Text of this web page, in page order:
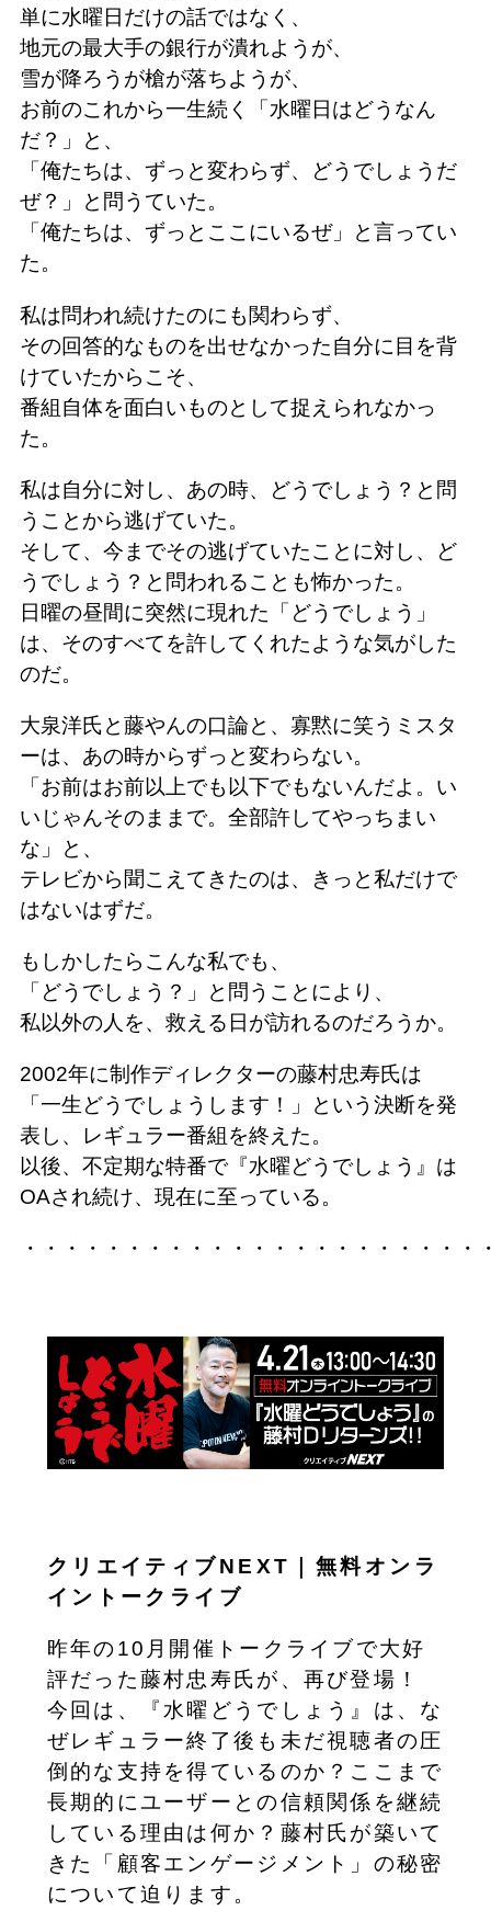
単に水曜日だけの話ではなく、
地元の最大手の銀行が潰れようが、
雪が降ろうが槍が落ちようが、
お前のこれから一生続く「水曜日はどうなん
だ？」と、
「俺たちは、ずっと変わらず、どうでしょうだ
ぜ？」と問うていた。
「俺たちは、ずっとここにいるぜ」と言ってい
た。
私は問われ続けたのにも関わらず、
その回答的なものを出せなかった自分に目を背
けていたからこそ、
番組自体を面白いものとして捉えられなかっ
た。
私は自分に対し、あの時、どうでしょう？と問
うことから逃げていた。
そして、今までその逃げていたことに対し、ど
うでしょう？と問われることも怖かった。
日曜の昼間に突然に現れた「どうでしょう」
は、そのすべてを許してくれたような気がした
のだ。
大泉洋氏と藤やんの口論と、寡黙に笑うミスタ
ーは、あの時からずっと変わらない。
「お前はお前以上でも以下でもないんだよ。い
いじゃんそのままで。全部許してやっちまい
な」と、
テレビから聞こえてきたのは、きっと私だけで
はないはずだ。
もしかしたらこんな私でも、
「どうでしょう？」と問うことにより、
私以外の人を、救える日が訪れるのだろうか。
2002年に制作ディレクターの藤村忠寿氏は
「一生どうでしょうします！」という決断を発
表し、レギュラー番組を終えた。
以後、不定期な特番で『水曜どうでしょう』は
OAされ続け、現在に至っている。
・・・・・・・・・・・・・・・・・・・・・・
クリエイティブNEXT｜無料オンラ
イントークライブ
昨年の10月開催トークライブで大好
評だった藤村忠寿氏が、再び登場！
今回は、『水曜どうでしょう』は、な
ぜレギュラー終了後も未だ視聴者の圧
倒的な支持を得ているのか？ここまで
長期的にユーザーとの信頼関係を継続
している理由は何か？藤村氏が築いて
きた「顧客エンゲージメント」の秘密
について迫ります。